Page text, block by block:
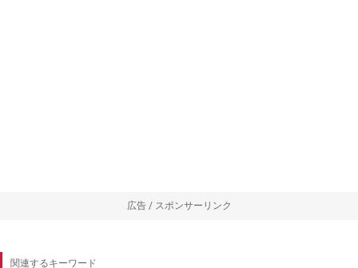
広告 / スポンサーリンク
関連するキーワード